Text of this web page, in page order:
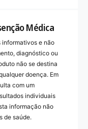
Médica
e não
diagnóstico ou
não se destina
doença. Em
com um
individuais
informação não
de saúde.